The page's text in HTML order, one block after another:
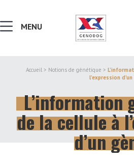
MALADIES &
NOTIONS DE
RECHERCHER
MENU
Accueil> Notions de génétique >
l’expression d’un
L’information
de la cellule à
d’un